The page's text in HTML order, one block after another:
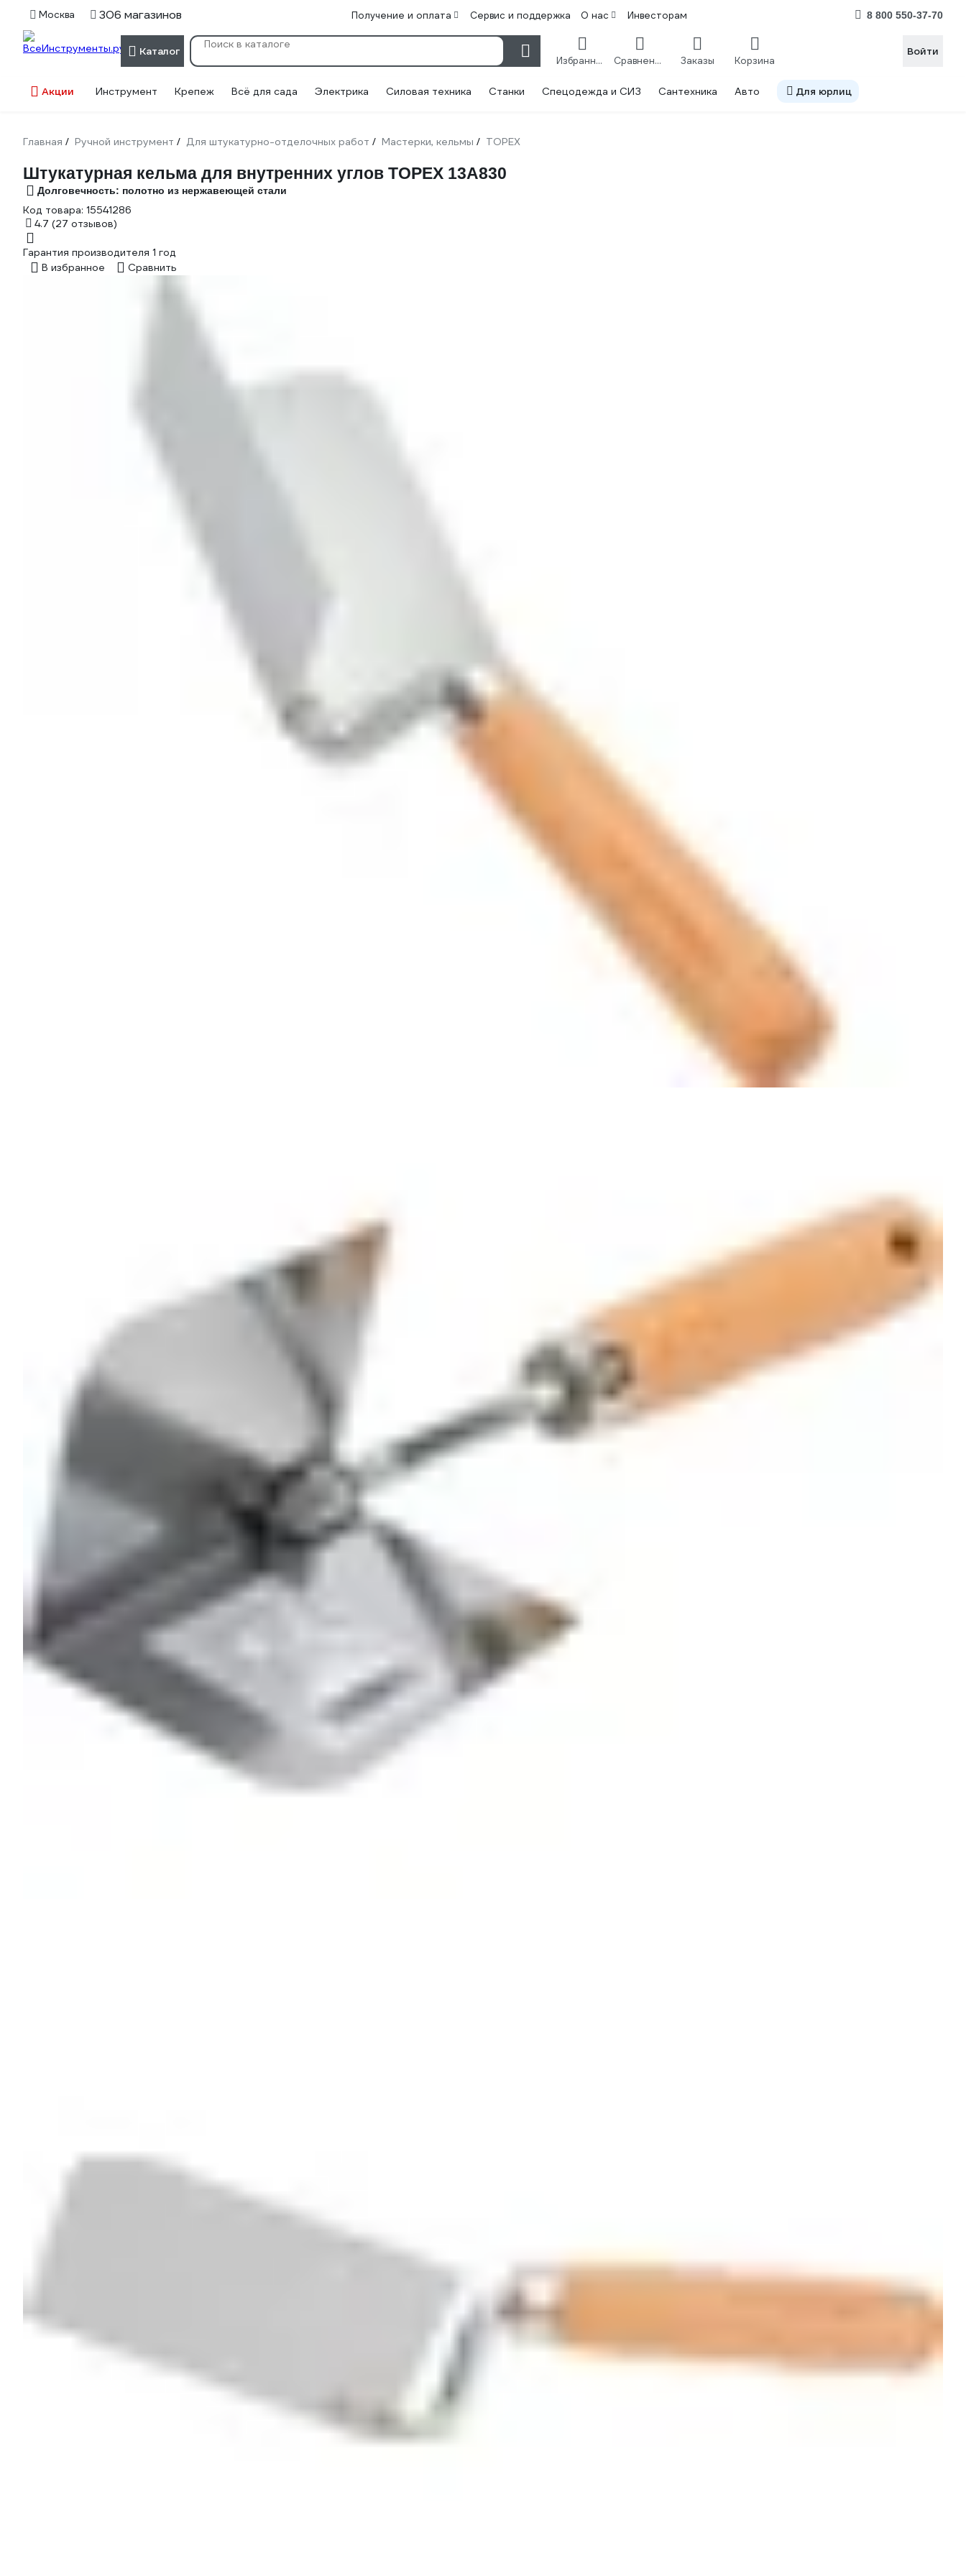
Москва 306 магазинов Получение и оплата Сервис и поддержка О нас Инвесторам 8 800 550-37-70
Каталог
Избранное Сравнение Заказы Корзина
Войти
Акции Инструмент Крепеж Всё для сада Электрика Силовая техника Станки Спецодежда и СИЗ Сантехника Авто Для юрлиц
Главная / Ручной инструмент / Для штукатурно-отделочных работ / Мастерки, кельмы / TOPEX
Штукатурная кельма для внутренних углов TOPEX 13A830
Долговечность: полотно из нержавеющей стали
Код товара: 15541286
4.7 (27 отзывов)
Гарантия производителя 1 год
В избранное
Сравнить